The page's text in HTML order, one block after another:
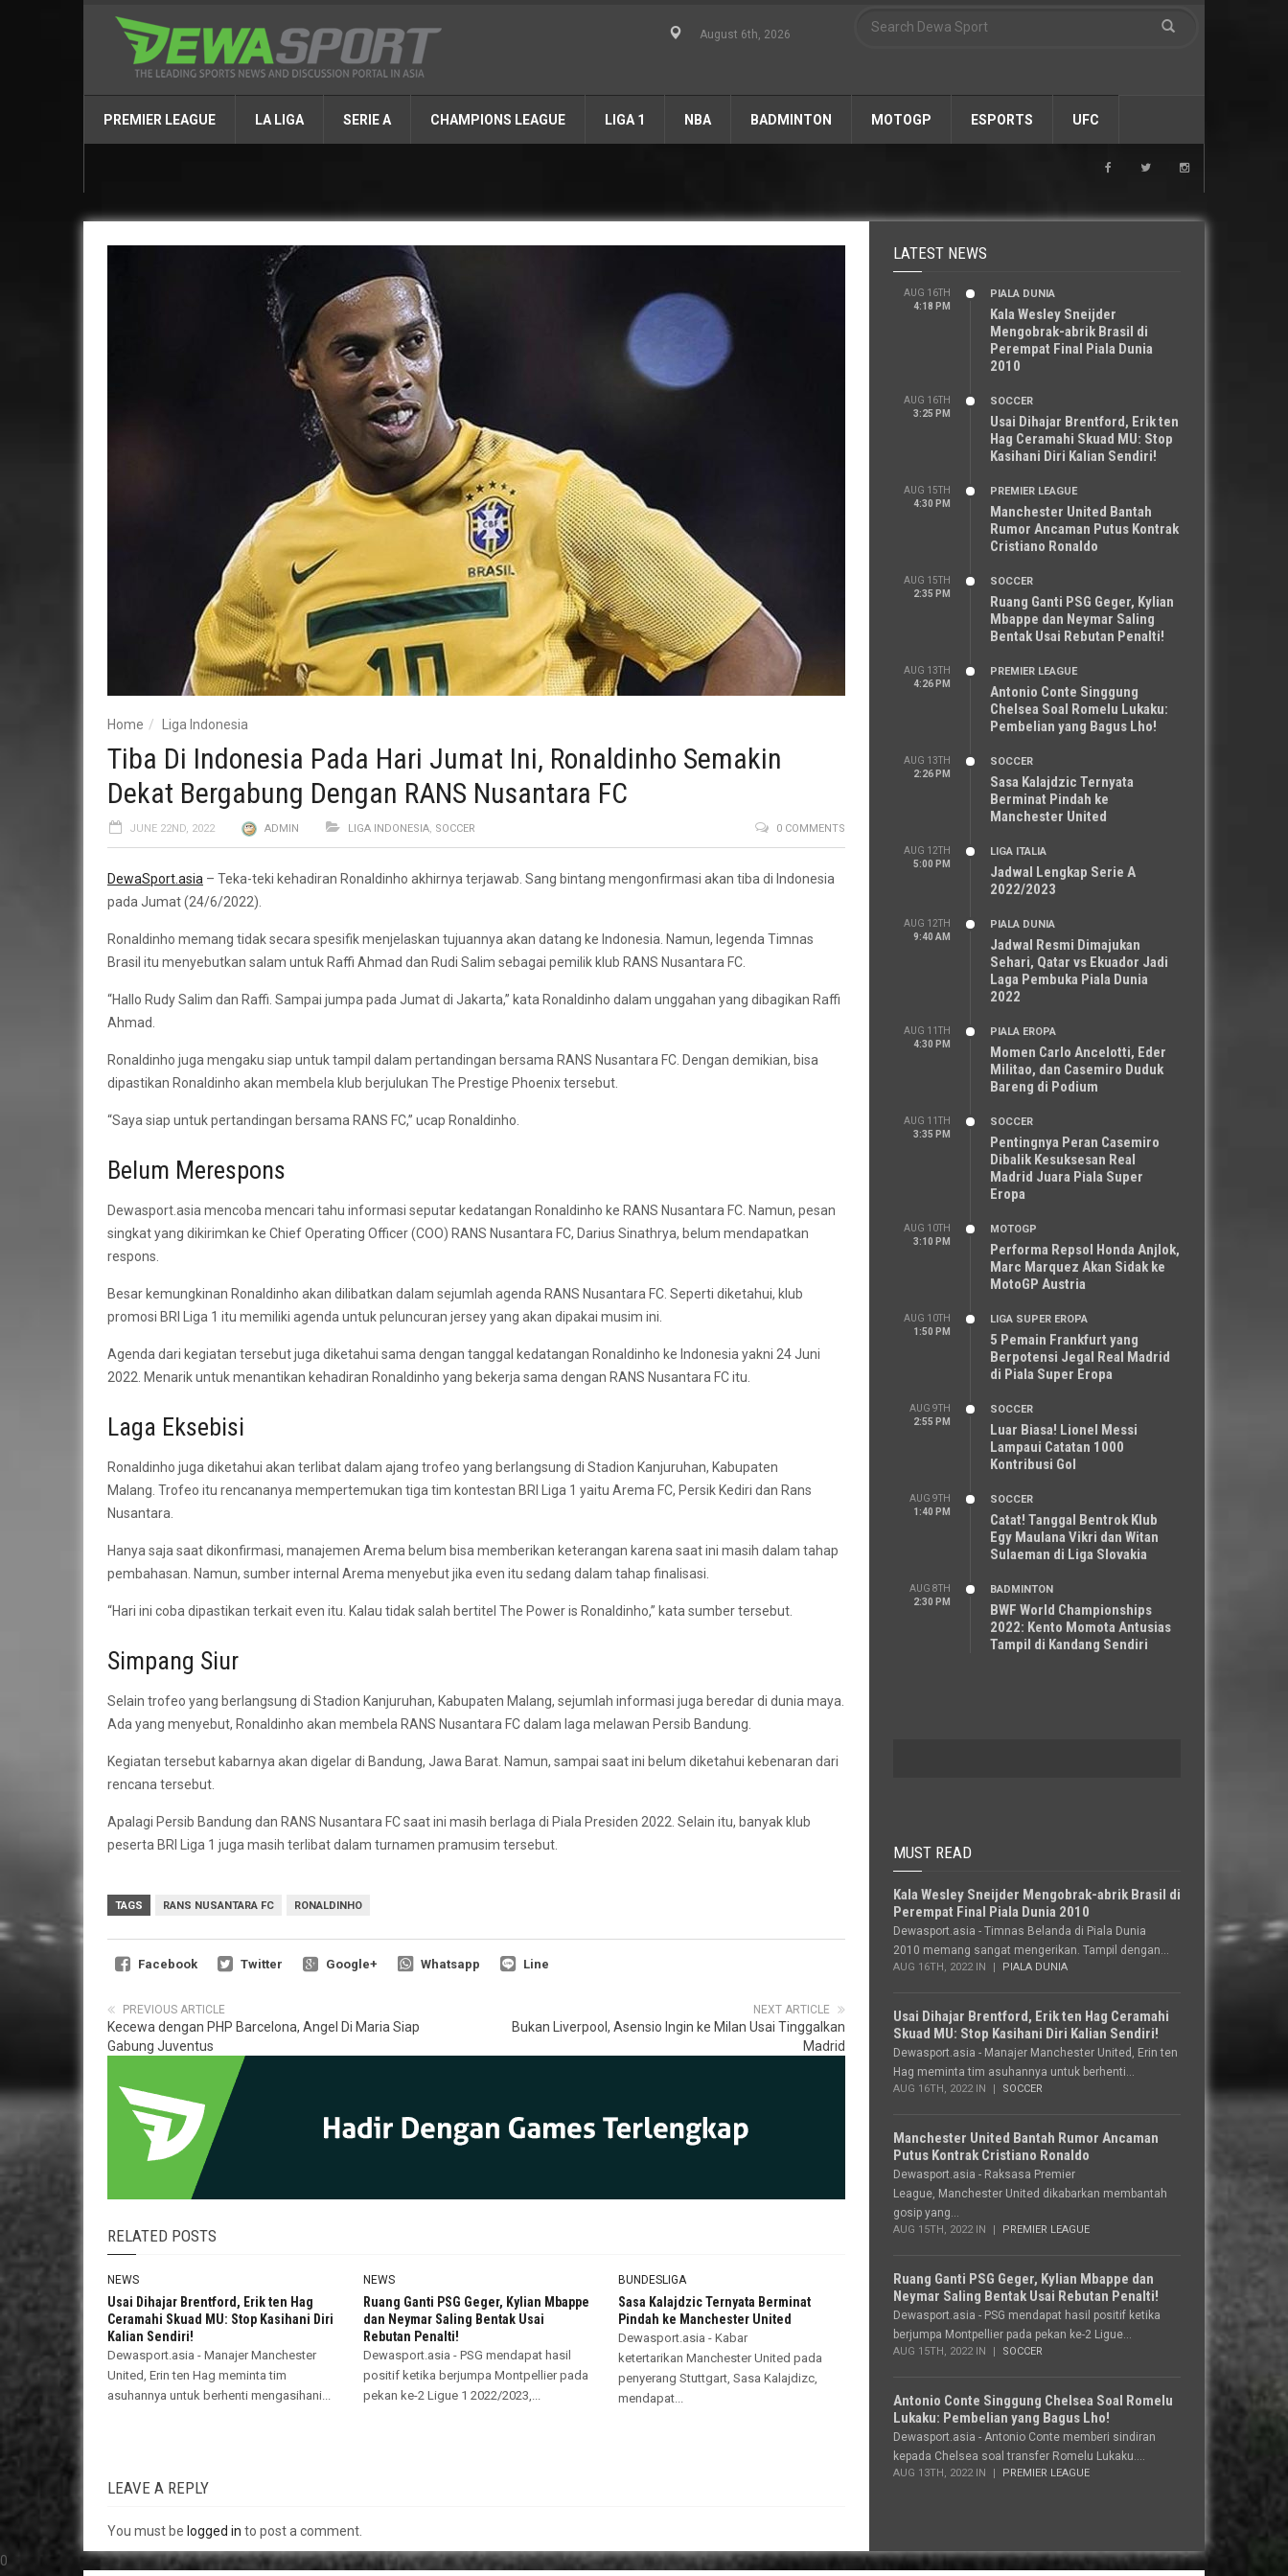
August 6th, 2026
PREMIER LEAGUE LA LIGA SERIE A CHAMPIONS LEAGUE LIGA 1 NBA BADMINTON MOTOGP ESPORTS UFC
Home Liga Indonesia
Tiba Di Indonesia Pada Hari Jumat Ini, Ronaldinho Semakin
Dekat Bergabung Dengan RANS Nusantara FC
JUNE 22ND, 2022 ADMIN LIGA INDONESIA, SOCCER 0 COMMENTS
DewaSport.asia – Teka-teki kehadiran Ronaldinho akhirnya terjawab. Sang bintang mengonfirmasi akan tiba di Indonesia
pada Jumat (24/6/2022).
Ronaldinho memang tidak secara spesifik menjelaskan tujuannya akan datang ke Indonesia. Namun, legenda Timnas
Brasil itu menyebutkan salam untuk Raffi Ahmad dan Rudi Salim sebagai pemilik klub RANS Nusantara FC.
“Hallo Rudy Salim dan Raffi. Sampai jumpa pada Jumat di Jakarta,” kata Ronaldinho dalam unggahan yang dibagikan Raffi
Ahmad.
Ronaldinho juga mengaku siap untuk tampil dalam pertandingan bersama RANS Nusantara FC. Dengan demikian, bisa
dipastikan Ronaldinho akan membela klub berjulukan The Prestige Phoenix tersebut.
“Saya siap untuk pertandingan bersama RANS FC,” ucap Ronaldinho.
Belum Merespons
Dewasport.asia mencoba mencari tahu informasi seputar kedatangan Ronaldinho ke RANS Nusantara FC. Namun, pesan
singkat yang dikirimkan ke Chief Operating Officer (COO) RANS Nusantara FC, Darius Sinathrya, belum mendapatkan
respons.
Besar kemungkinan Ronaldinho akan dilibatkan dalam sejumlah agenda RANS Nusantara FC. Seperti diketahui, klub
promosi BRI Liga 1 itu memiliki agenda untuk peluncuran jersey yang akan dipakai musim ini.
Agenda dari kegiatan tersebut juga diketahui sama dengan tanggal kedatangan Ronaldinho ke Indonesia yakni 24 Juni
2022. Menarik untuk menantikan kehadiran Ronaldinho yang bekerja sama dengan RANS Nusantara FC itu.
Laga Eksebisi
Ronaldinho juga diketahui akan terlibat dalam ajang trofeo yang berlangsung di Stadion Kanjuruhan, Kabupaten
Malang. Trofeo itu rencananya mempertemukan tiga tim kontestan BRI Liga 1 yaitu Arema FC, Persik Kediri dan Rans
Nusantara.
Hanya saja saat dikonfirmasi, manajemen Arema belum bisa memberikan keterangan karena saat ini masih dalam tahap
pembahasan. Namun, sumber internal Arema menyebut jika even itu sedang dalam tahap finalisasi.
“Hari ini coba dipastikan terkait even itu. Kalau tidak salah bertitel The Power is Ronaldinho,” kata sumber tersebut.
Simpang Siur
Selain trofeo yang berlangsung di Stadion Kanjuruhan, Kabupaten Malang, sejumlah informasi juga beredar di dunia maya.
Ada yang menyebut, Ronaldinho akan membela RANS Nusantara FC dalam laga melawan Persib Bandung.
Kegiatan tersebut kabarnya akan digelar di Bandung, Jawa Barat. Namun, sampai saat ini belum diketahui kebenaran dari
rencana tersebut.
Apalagi Persib Bandung dan RANS Nusantara FC saat ini masih berlaga di Piala Presiden 2022. Selain itu, banyak klub
peserta BRI Liga 1 juga masih terlibat dalam turnamen pramusim tersebut.
TAGS RANS NUSANTARA FC RONALDINHO
Facebook Twitter Google+ Whatsapp Line
NEXT ARTICLE
Bukan Liverpool, Asensio Ingin ke Milan Usai Tinggalkan
Madrid
PREVIOUS ARTICLE
Kecewa dengan PHP Barcelona, ​​​​Angel Di Maria Siap
Gabung Juventus
RELATED POSTS
NEWS
Usai Dihajar Brentford, Erik ten Hag
Ceramahi Skuad MU: Stop Kasihani Diri
Kalian Sendiri!
Dewasport.asia - Manajer Manchester
United, Erin ten Hag meminta tim
asuhannya untuk berhenti mengasihani...
NEWS
Ruang Ganti PSG Geger, Kylian Mbappe
dan Neymar Saling Bentak Usai
Rebutan Penalti!
Dewasport.asia - PSG mendapat hasil
positif ketika berjumpa Montpellier pada
pekan ke-2 Ligue 1 2022/2023,...
BUNDESLIGA
Sasa Kalajdzic Ternyata Berminat
Pindah ke Manchester United
Dewasport.asia - Kabar
ketertarikan Manchester United pada
penyerang Stuttgart, Sasa Kalajdizc,
mendapat...
LEAVE A REPLY
You must be logged in to post a comment.
LATEST NEWS
AUG 16TH
4:18 PM
PIALA DUNIA
Kala Wesley Sneijder
Mengobrak-abrik Brasil di
Perempat Final Piala Dunia
2010
AUG 16TH
3:25 PM
SOCCER
Usai Dihajar Brentford, Erik ten
Hag Ceramahi Skuad MU: Stop
Kasihani Diri Kalian Sendiri!
AUG 15TH
4:30 PM
PREMIER LEAGUE
Manchester United Bantah
Rumor Ancaman Putus Kontrak
Cristiano Ronaldo
AUG 15TH
2:35 PM
SOCCER
Ruang Ganti PSG Geger, Kylian
Mbappe dan Neymar Saling
Bentak Usai Rebutan Penalti!
AUG 13TH
4:26 PM
PREMIER LEAGUE
Antonio Conte Singgung
Chelsea Soal Romelu Lukaku:
Pembelian yang Bagus Lho!
AUG 13TH
2:26 PM
SOCCER
Sasa Kalajdzic Ternyata
Berminat Pindah ke
Manchester United
AUG 12TH
5:00 PM
LIGA ITALIA
Jadwal Lengkap Serie A
2022/2023
AUG 12TH
9:40 AM
PIALA DUNIA
Jadwal Resmi Dimajukan
Sehari, Qatar vs Ekuador Jadi
Laga Pembuka Piala Dunia
2022
AUG 11TH
4:30 PM
PIALA EROPA
Momen Carlo Ancelotti, Eder
Militao, dan Casemiro Duduk
Bareng di Podium
AUG 11TH
3:35 PM
SOCCER
Pentingnya Peran Casemiro
Dibalik Kesuksesan Real
Madrid Juara Piala Super
Eropa
AUG 10TH
3:10 PM
MOTOGP
Performa Repsol Honda Anjlok,
Marc Marquez Akan Sidak ke
MotoGP Austria
AUG 10TH
1:50 PM
LIGA SUPER EROPA
5 Pemain Frankfurt yang
Berpotensi Jegal Real Madrid
di Piala Super Eropa
AUG 9TH
2:55 PM
SOCCER
Luar Biasa! Lionel Messi
Lampaui Catatan 1000
Kontribusi Gol
AUG 9TH
1:40 PM
SOCCER
Catat! Tanggal Bentrok Klub
Egy Maulana Vikri dan Witan
Sulaeman di Liga Slovakia
AUG 8TH
2:30 PM
BADMINTON
BWF World Championships
2022: Kento Momota Antusias
Tampil di Kandang Sendiri
MUST READ
Kala Wesley Sneijder Mengobrak-abrik Brasil di
Perempat Final Piala Dunia 2010
Dewasport.asia - Timnas Belanda di Piala Dunia
2010 memang sangat mengerikan. Tampil dengan...
AUG 16TH, 2022 IN PIALA DUNIA
Usai Dihajar Brentford, Erik ten Hag Ceramahi
Skuad MU: Stop Kasihani Diri Kalian Sendiri!
Dewasport.asia - Manajer Manchester United, Erin ten
Hag meminta tim asuhannya untuk berhenti...
AUG 16TH, 2022 IN SOCCER
Manchester United Bantah Rumor Ancaman
Putus Kontrak Cristiano Ronaldo
Dewasport.asia - Raksasa Premier
League, Manchester United dikabarkan membantah
gosip yang...
AUG 15TH, 2022 IN PREMIER LEAGUE
Ruang Ganti PSG Geger, Kylian Mbappe dan
Neymar Saling Bentak Usai Rebutan Penalti!
Dewasport.asia - PSG mendapat hasil positif ketika
berjumpa Montpellier pada pekan ke-2 Ligue...
AUG 15TH, 2022 IN SOCCER
Antonio Conte Singgung Chelsea Soal Romelu
Lukaku: Pembelian yang Bagus Lho!
Dewasport.asia - Antonio Conte memberi sindiran
kepada Chelsea soal transfer Romelu Lukaku....
AUG 13TH, 2022 IN PREMIER LEAGUE
0